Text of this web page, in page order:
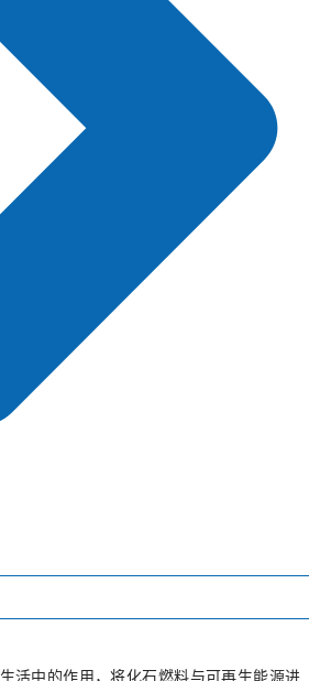
活中的作用，将化石燃料与可再生能源进